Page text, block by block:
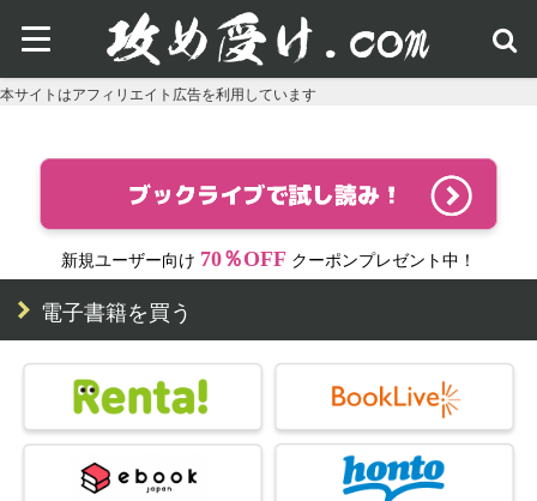
本サイトはアフィリエイト広告を利用しています
新規ユーザー向け 70％OFF クーポンプレゼント中！
電子書籍を買う